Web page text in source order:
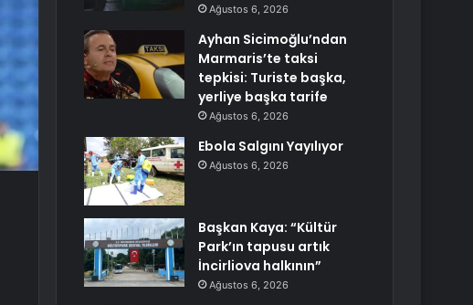
Ağustos 6, 2026
Ayhan Sicimoğlu’ndan
Marmaris’te taksi
tepkisi: Turiste başka,
yerliye başka tarife
Ağustos 6, 2026
Ebola Salgını Yayılıyor
Ağustos 6, 2026
Başkan Kaya: “Kültür
Park’ın tapusu artık
İncirliova halkının”
Ağustos 6, 2026